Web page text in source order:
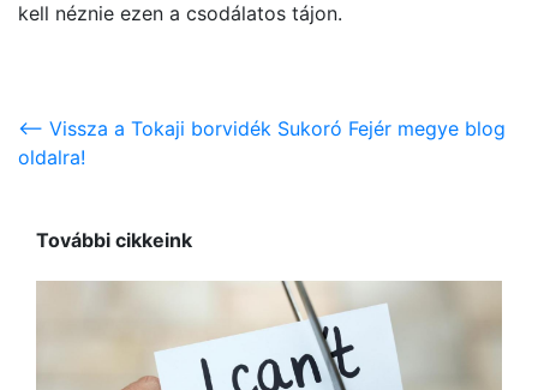
kell néznie ezen a csodálatos tájon.
<-- Vissza a Tokaji borvidék Sukoró Fejér megye blog
oldalra!
További cikkeink